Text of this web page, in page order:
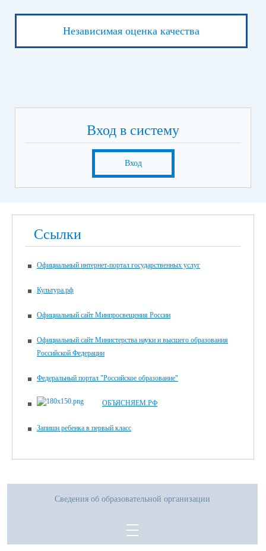
Независимая оценка качества
Вход в систему
Вход
Ссылки
Официальный интернет-портал государственных услуг
Культура.рф
Официальный сайт Минпросвещения России
Официальный сайт Министерства науки и высшего образования
Российской Федерации
Федеральный портал "Российское образование"
ОБЪЯСНЯЕМ.РФ
Запиши ребенка в первый класс
Сведения об образовательной организации